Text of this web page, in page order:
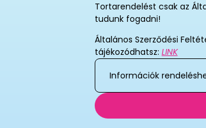
Tortarendelést csak az
tudunk fogadni!
Általános Szerződési
tájékozódhatsz: LINK
Információk